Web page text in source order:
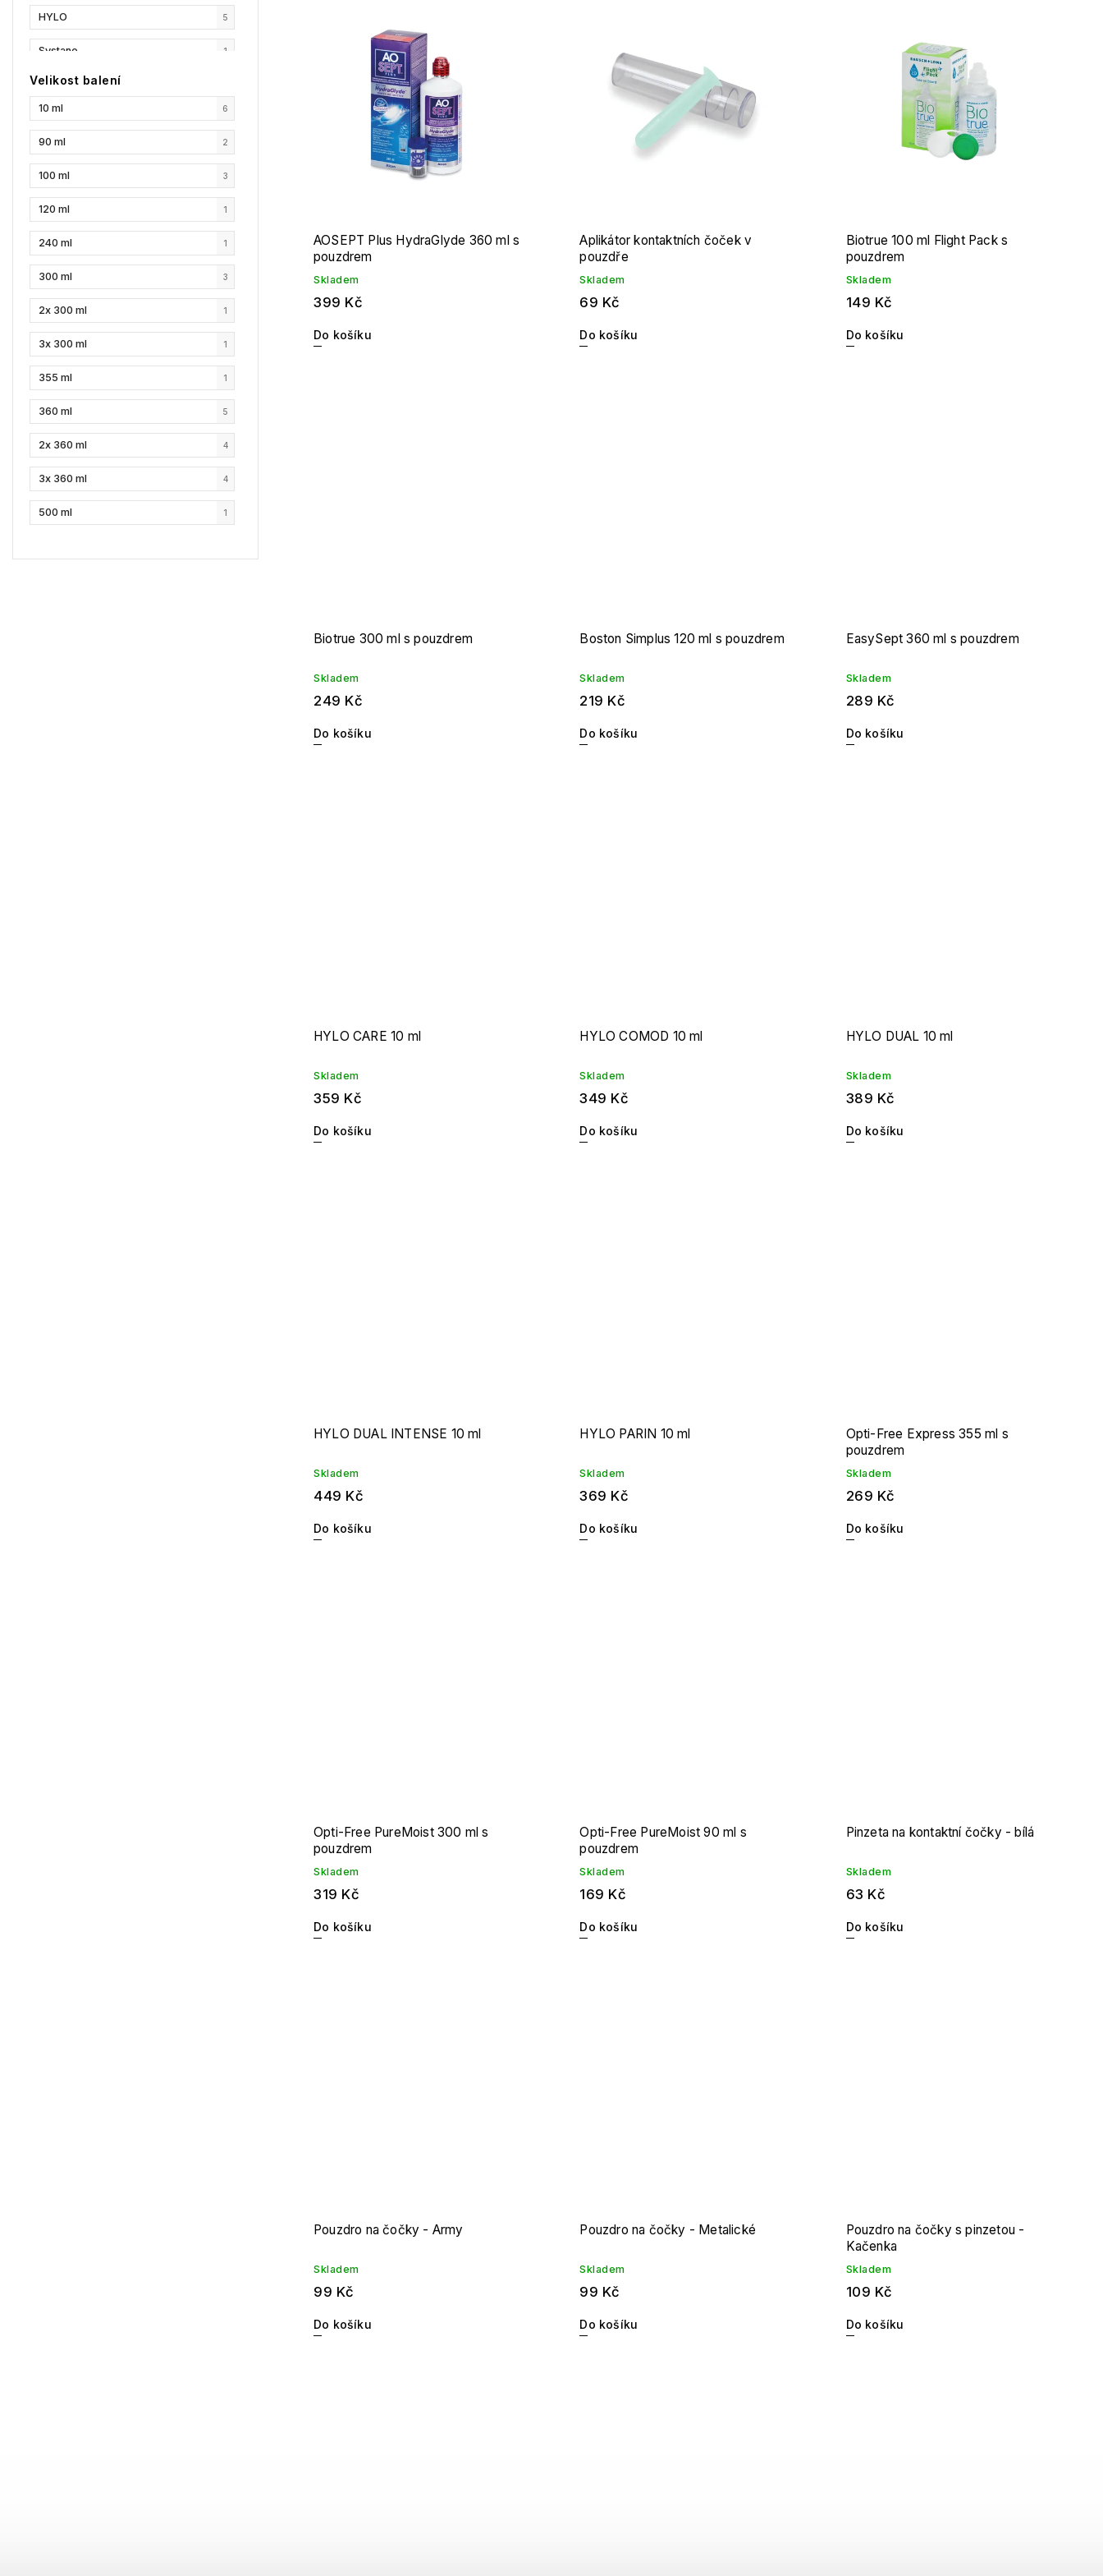
HYLO 5
Systane 1
AOSEPT
SoloCare
Boston
EasySept
Velikost balení
10 ml 6
90 ml 2
100 ml 3
120 ml 1
240 ml 1
300 ml 3
2x 300 ml 1
3x 300 ml 1
355 ml 1
360 ml 5
2x 360 ml 4
3x 360 ml 4
500 ml 1
Abecedně
AOSEPT Plus HydraGlyde 360 ml s
pouzdrem
Skladem
399 Kč
Do košíku
Aplikátor kontaktních čoček v
pouzdře
Skladem
69 Kč
Do košíku
Biotrue 100 ml Flight Pack s
pouzdrem
Skladem
149 Kč
Do košíku
Biotrue 300 ml s pouzdrem
Skladem
249 Kč
Do košíku
Boston Simplus 120 ml s pouzdrem
Skladem
219 Kč
Do košíku
EasySept 360 ml s pouzdrem
Skladem
289 Kč
Do košíku
HYLO CARE 10 ml
Skladem
359 Kč
Do košíku
HYLO COMOD 10 ml
Skladem
349 Kč
Do košíku
HYLO DUAL 10 ml
Skladem
389 Kč
Do košíku
HYLO DUAL INTENSE 10 ml
Skladem
449 Kč
Do košíku
HYLO PARIN 10 ml
Skladem
369 Kč
Do košíku
Opti-Free Express 355 ml s
pouzdrem
Skladem
269 Kč
Do košíku
Opti-Free PureMoist 300 ml s
pouzdrem
Skladem
319 Kč
Do košíku
Opti-Free PureMoist 90 ml s
pouzdrem
Skladem
169 Kč
Do košíku
Pinzeta na kontaktní čočky - bílá
Skladem
63 Kč
Do košíku
Pouzdro na čočky - Army
Skladem
99 Kč
Do košíku
Pouzdro na čočky - Metalické
Skladem
99 Kč
Do košíku
Pouzdro na čočky s pinzetou -
Kačenka
Skladem
109 Kč
Do košíku